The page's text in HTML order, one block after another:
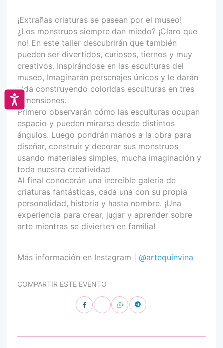
Accesibilidad
¡Extrañas criaturas se pasean por el museo!
¿Los monstruos siempre dan miedo? ¡Claro que
no! En este taller descubrirán que también
pueden ser divertidos, curiosos, tiernos y muy
creativos. Inspirándose en las esculturas del
museo, Imaginarán personajes únicos y le darán
vida construyendo coloridas esculturas en tres
dimensiones.
Primero observarán cómo las esculturas ocupan
espacio y pueden mirarse desde distintos
ángulos. Luego pondrán manos a la obra para
diseñar, construir y decorar sus monstruos
usando materiales simples, mucha imaginación y
toda nuestra creatividad.
Al final conocerán una increíble galería de
criaturas fantásticas, cada una con su propia
personalidad, historia y hasta nombre. ¡Una
experiencia para crear, jugar y aprender sobre
arte mientras se divierten en familia!
Más información en Instagram | @artequinvina
COMPARTIR ESTE EVENTO